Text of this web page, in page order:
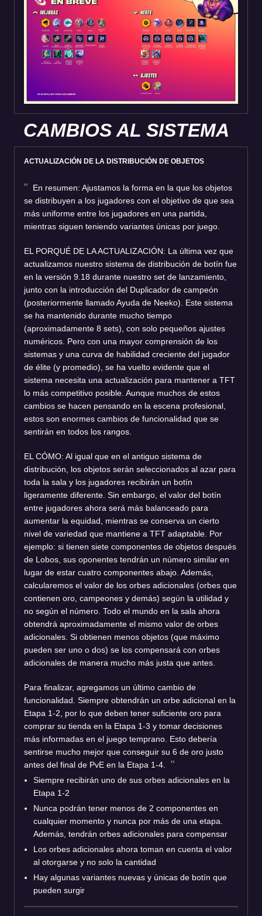
CAMBIOS AL SISTEMA
ACTUALIZACIÓN DE LA DISTRIBUCIÓN DE OBJETOS
En resumen: Ajustamos la forma en la que los objetos
se distribuyen a los jugadores con el objetivo de que sea
más uniforme entre los jugadores en una partida,
mientras siguen teniendo variantes únicas por juego.
EL PORQUÉ DE LA ACTUALIZACIÓN: La última vez que
actualizamos nuestro sistema de distribución de botín fue
en la versión 9.18 durante nuestro set de lanzamiento,
junto con la introducción del Duplicador de campeón
(posteriormente llamado Ayuda de Neeko). Este sistema
se ha mantenido durante mucho tiempo
(aproximadamente 8 sets), con solo pequeños ajustes
numéricos. Pero con una mayor comprensión de los
sistemas y una curva de habilidad creciente del jugador
de élite (y promedio), se ha vuelto evidente que el
sistema necesita una actualización para mantener a TFT
lo más competitivo posible. Aunque muchos de estos
cambios se hacen pensando en la escena profesional,
estos son enormes cambios de funcionalidad que se
sentirán en todos los rangos.
EL CÓMO: Al igual que en el antiguo sistema de
distribución, los objetos serán seleccionados al azar para
toda la sala y los jugadores recibirán un botín
ligeramente diferente. Sin embargo, el valor del botín
entre jugadores ahora será más balanceado para
aumentar la equidad, mientras se conserva un cierto
nivel de variedad que mantiene a TFT adaptable. Por
ejemplo: si tienen siete componentes de objetos después
de Lobos, sus oponentes tendrán un número similar en
lugar de estar cuatro componentes abajo. Además,
calcularemos el valor de los orbes adicionales (orbes que
contienen oro, campeones y demás) según la utilidad y
no según el número. Todo el mundo en la sala ahora
obtendrá aproximadamente el mismo valor de orbes
adicionales. Si obtienen menos objetos (que máximo
pueden ser uno o dos) se los compensará con orbes
adicionales de manera mucho más justa que antes.
Para finalizar, agregamos un último cambio de
funcionalidad. Siempre obtendrán un orbe adicional en la
Etapa 1-2, por lo que deben tener suficiente oro para
comprar su tienda en la Etapa 1-3 y tomar decisiones
más informadas en el juego temprano. Esto debería
sentirse mucho mejor que conseguir su 6 de oro justo
antes del final de PvE en la Etapa 1-4.
Siempre recibirán uno de sus orbes adicionales en la
Etapa 1-2
Nunca podrán tener menos de 2 componentes en
cualquier momento y nunca por más de una etapa.
Además, tendrán orbes adicionales para compensar
Los orbes adicionales ahora toman en cuenta el valor
al otorgarse y no solo la cantidad
Hay algunas variantes nuevas y únicas de botín que
pueden surgir